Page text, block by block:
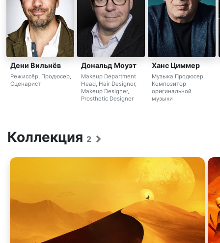
Дени Вильнёв
Режиссёр, Продюсер,
Сценарист
Дональд Моуэт
Makeup Department
Head, Hair Designer,
Makeup Designer,
Prosthetic Designer
Ханс Циммер
Музыка Продюсер,
Композитор
оригинальной
музыки
Коллекция 2